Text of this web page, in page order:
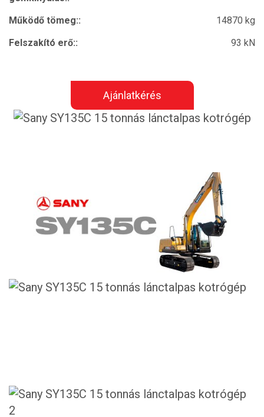
Működő tömeg::
14870 kg
Felszakító erő::
93 kN
Ajánlatkérés